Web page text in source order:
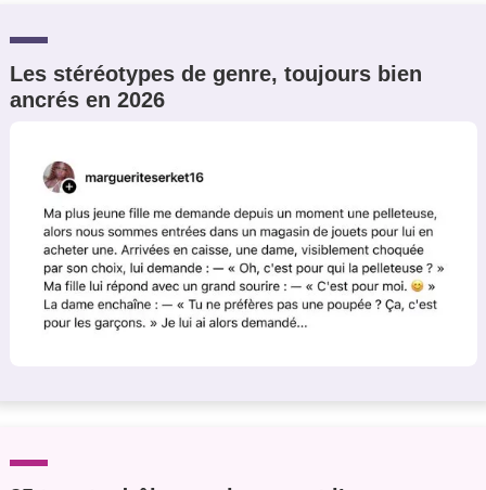
Les stéréotypes de genre, toujours bien
ancrés en 2026